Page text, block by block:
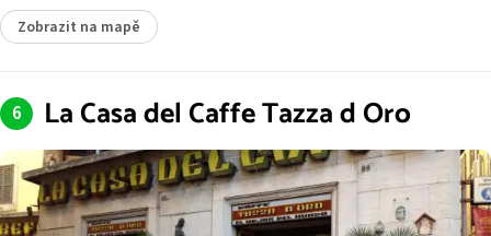
Zobrazit na mapě
La Casa del Caffe Tazza d Oro